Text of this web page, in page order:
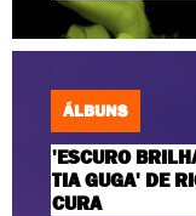
ÁLBUNS
'ESCURO
TIA GUGA' DE
CURA